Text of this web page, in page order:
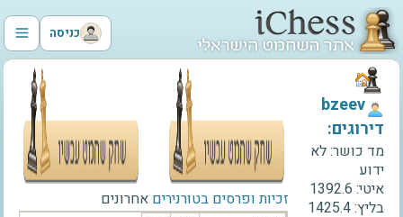
כניסה
זכיות ופרסים בטורנירים אחרונים
‫bzeev‬
דירוגים:
מד כושר:לא
ידוע
איטי: 1392.6
בליץ:1425.4